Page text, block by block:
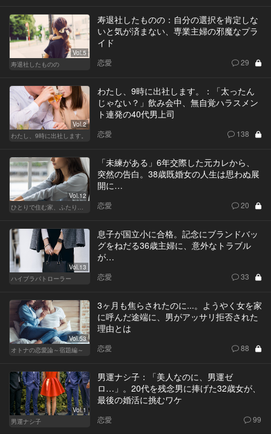
Vol.5
寿退社したものの
寿退社したものの：自分の選択を肯定しな
いと気が済まない、専業主婦の邪魔なプラ
イド
恋愛 29
Vol.2
わたし、9時に出社します。
わたし、9時に出社します。：「太ったん
じゃない？」飲み会中、無自覚ハラスメン
ト連発の40代男上司
恋愛 138
Vol.12
「未練がある」6年交際した元カレから、
突然の告白。38歳既婚女の人生は思わぬ展
開に…
恋愛 20
Vol.13
ハイブラパトローラー
息子が国立小に合格。記念にブランドバッ
グをねだる36歳主婦に、意外なトラブル
が…
恋愛 33
Vol.53
オトナの恋愛論～宿題編～
3ヶ月も焦らされたのに...。ようやく女を家
に呼んだ途端に、男がアッサリ拒否された
理由とは
恋愛 88
Vol.1
男運ナシ子
男運ナシ子：「美人なのに、男運ゼ
ロ…」。20代を残念男に捧げた32歳女が、
最後の婚活に挑むワケ
恋愛 99